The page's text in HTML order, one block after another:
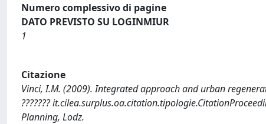
Numero complessivo di pagine
DATO PREVISTO SU LOGINMIUR
1
Citazione
Vinci, I.M. (2009). Integrated approach and urban
???????
Planning, Lodz.